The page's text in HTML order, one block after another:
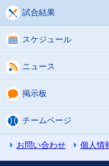
試合結果
スケジュール
ニュース
掲示板
チームページ
お問い合わせ 個人情